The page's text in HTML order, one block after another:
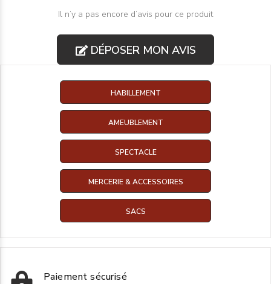
Il n’y a pas encore d’avis pour ce produit
DÉPOSER MON AVIS
HABILLEMENT
AMEUBLEMENT
SPECTACLE
MERCERIE & ACCESSOIRES
SACS
Paiement sécurisé